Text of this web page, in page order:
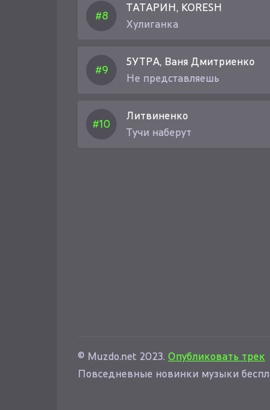
ТАТАРИН, KORESH
Хулиганка
5УТРА, Ваня Дмитриенко
Не представляешь
Литвиненко
Тучи наберут
© Muzdo.net 2023. Опубликовать трек
Повседневные новинки музыки